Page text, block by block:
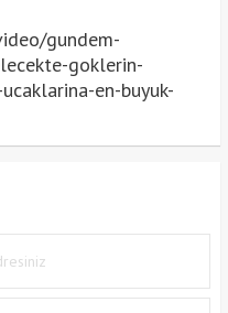
gundem-
goklerin-
en-buyuk-